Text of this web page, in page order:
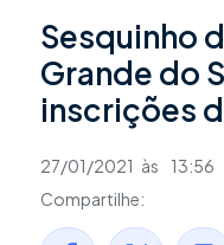
Sesquinho
Grande do
inscrições
27/01/2021 às
13:56
Compartilhe: